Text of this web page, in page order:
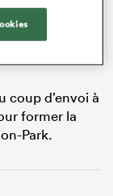
l’ossature du
du
titulaires
coup d’envoi à
former la
Park.